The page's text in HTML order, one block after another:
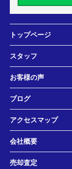
トップページ
スタッフ
お客様の声
ブログ
アクセスマップ
会社概要
売却査定